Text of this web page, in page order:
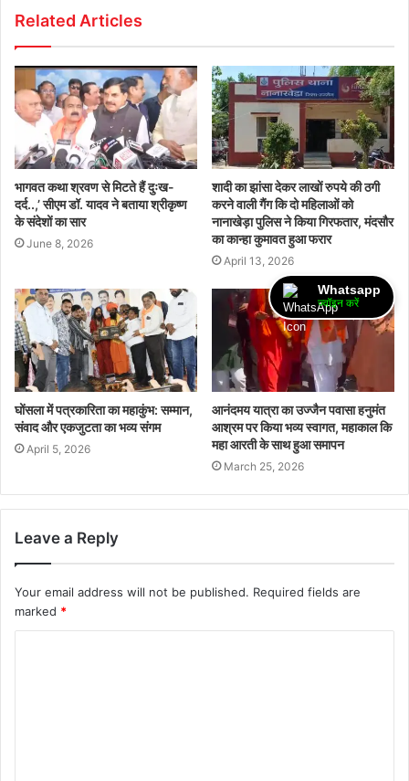
Related Articles
भागवत कथा श्रवण से मिटते हैं दुःख-
दर्द..,’ सीएम डॉ. यादव ने बताया श्रीकृष्ण
के संदेशों का सार
June 8, 2026
शादी का झांसा देकर लाखों रुपये की ठगी
करने वाली गैंग कि दो महिलाओं को
नानाखेड़ा पुलिस ने किया गिरफतार, मंदसौर
का कान्हा कुमावत हुआ फरार
April 13, 2026
घोंसला में पत्रकारिता का महाकुंभ: सम्मान,
संवाद और एकजुटता का भव्य संगम
April 5, 2026
आनंदमय यात्रा का उज्जैन पवासा हनुमंत
आश्रम पर किया भव्य स्वागत, महाकाल कि
महा आरती के साथ हुआ समापन
March 25, 2026
Leave a Reply
Your email address will not be published. Required fields are
marked *
Whatsapp
ज्वॉइन करें